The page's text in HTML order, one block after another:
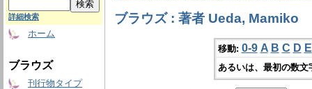
詳細検索
ホーム
ブラウズ
刊行物タイプ
ブラウズ : 著者 Ueda, Mamiko
移動: 0-9 A B C D E
あるいは、最初の数